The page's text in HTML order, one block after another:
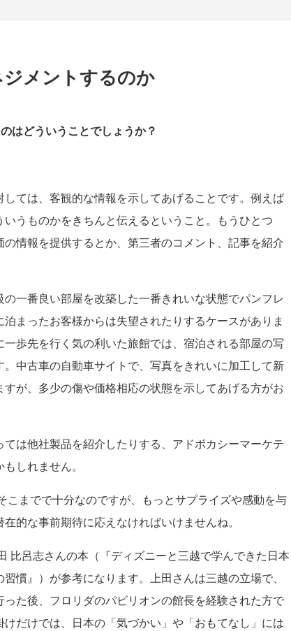
メントするのか
はどういうことでしょうか？
ては、客観的な情報を示してあげることです。例えば
うものかをきちんと伝えるということ。もうひとつ
情報を提供するとか、第三者のコメント、記事を紹介
一番良い部屋を改築した一番きれいな状態でパンフレ
まったお客様からは失望されたりするケースがありま
歩先を行く気の利いた旅館では、宿泊される部屋の写
中古車の自動車サイトで、写真をきれいに加工して新
が、多少の傷や価格相応の状態を示してあげる方がお
は他社製品を紹介したりする、アドボカシーマーケテ
しれません。
までで十分なのですが、もっとサプライズや感動を与
的な事前期待に応えなければいけませんね。
比呂志さんの本（『ディズニーと三越で学んできた日本
慣』）が参考になります。上田さんは三越の立場で、
た後、フロリダのパビリオンの館長を経験された方で
だけでは、日本の「気づかい」や「おもてなし」には